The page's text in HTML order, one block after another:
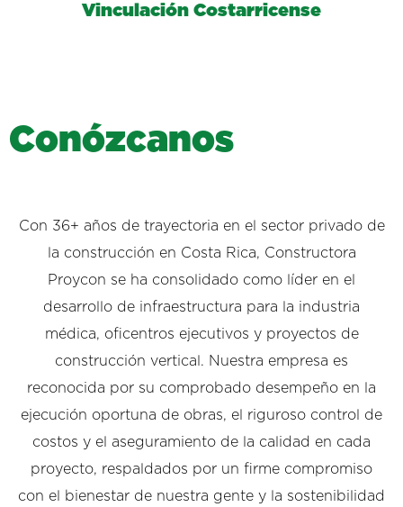
Vinculación Costarricense
Conózcanos
Con 36+ años de trayectoria en el sector privado de
la construcción en Costa Rica, Constructora
Proycon se ha consolidado como líder en el
desarrollo de infraestructura para la industria
médica, oficentros ejecutivos y proyectos de
construcción vertical. Nuestra empresa es
reconocida por su comprobado desempeño en la
ejecución oportuna de obras, el riguroso control de
costos y el aseguramiento de la calidad en cada
proyecto, respaldados por un firme compromiso
con el bienestar de nuestra gente y la sostenibilidad